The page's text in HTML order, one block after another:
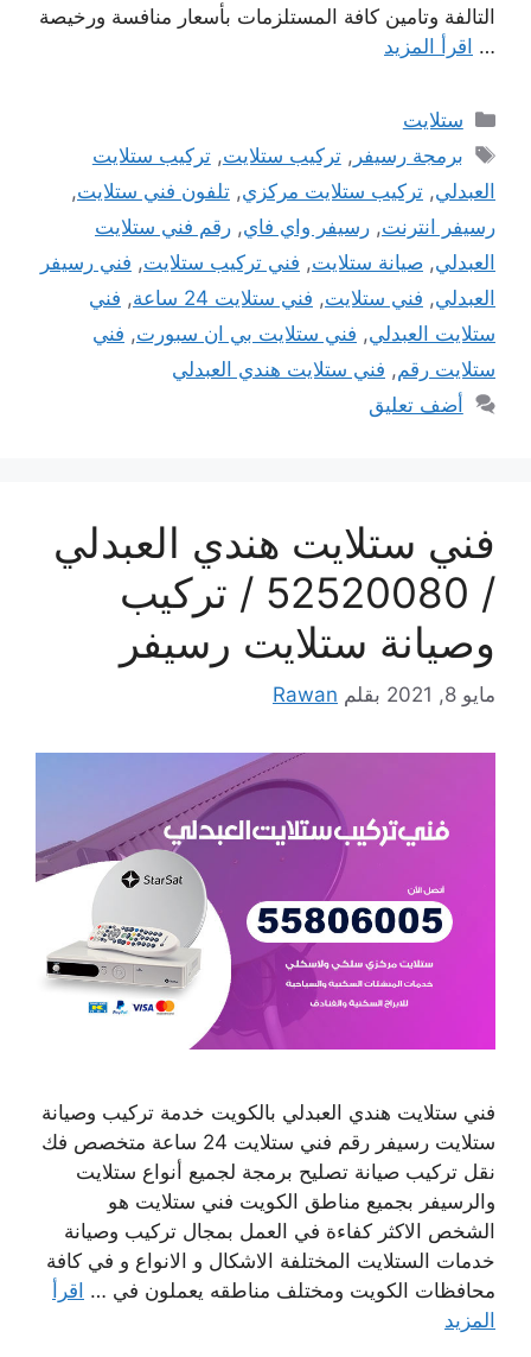
التالفة وتامين كافة المستلزمات بأسعار منافسة ورخيصة
… اقرأ المزيد
التصنيفات
ستلايت
الوسوم
برمجة رسيفر ,تركيب ستلايت,تركيب ستلايت
العبدلي, تركيب ستلايت مركزي, تلفون فني ستلايت,
رسيفر انترنت, رسيفر واي فاي, رقم فني ستلايت
العبدلي, صيانة ستلايت, فني تركيب ستلايت, فني رسيفر
العبدلي, فني ستلايت, فني ستلايت 24 ساعة , فني
ستلايت العبدلي, فني ستلايت بي ان سبورت, فني
ستلايت رقم, فني ستلايت هندي العبدلي
أضف تعليق
فني ستلايت هندي العبدلي
/ 52520080 / تركيب
وصيانة ستلايت رسيفر
مايو 8, 2021 بقلم Rawan
فني ستلايت هندي العبدلي بالكويت خدمة تركيب وصيانة
ستلايت رسيفر رقم فني ستلايت 24 ساعة متخصص فك
نقل تركيب صيانة تصليح برمجة لجميع أنواع ستلايت
والرسيفر بجميع مناطق الكويت فني ستلايت هو
الشخص الاكثر كفاءة في العمل بمجال تركيب وصيانة
خدمات الستلايت المختلفة الاشكال و الانواع و في كافة
محافظات الكويت ومختلف مناطقه يعملون في … اقرأ
المزيد